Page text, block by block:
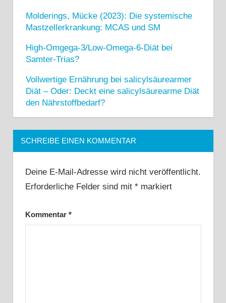
Molderings, Mücke (2023): Die systemische
Mastzellerkrankung: MCAS und SM
High-Omgega-3/Low-Omega-6-Diät bei
Samter-Trias?
Vollwertige Ernährung bei salicylsäurearmer
Diät – Oder: Deckt eine salicylsäurearme Diät
den Nährstoffbedarf?
SCHREIBE EINEN KOMMENTAR
Deine E-Mail-Adresse wird nicht veröffentlicht.
Erforderliche Felder sind mit *markiert
Kommentar *